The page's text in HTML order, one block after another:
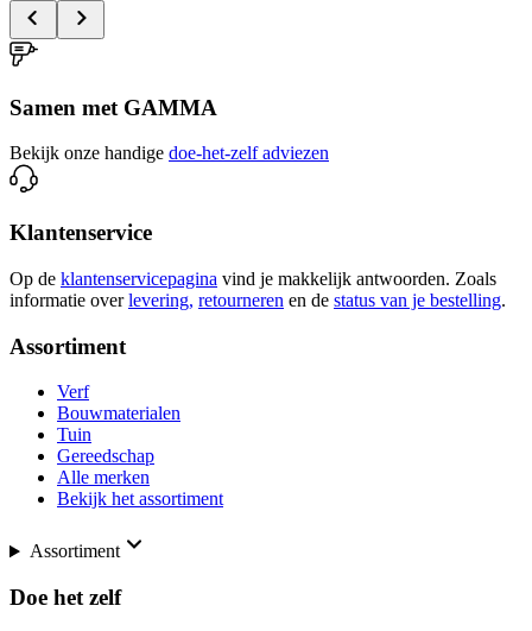
Samen met GAMMA
Bekijk onze handige doe-het-zelf adviezen
Klantenservice
Op de klantenservicepagina vind je makkelijk antwoorden. Zoals
informatie over levering, retourneren en de status van je bestelling.
Assortiment
Verf
Bouwmaterialen
Tuin
Gereedschap
Alle merken
Bekijk het assortiment
Assortiment
Doe het zelf